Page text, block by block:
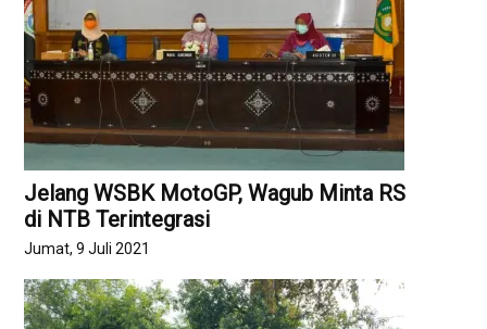
Jelang WSBK MotoGP, Wagub Minta RS
di NTB Terintegrasi
Jumat, 9 Juli 2021